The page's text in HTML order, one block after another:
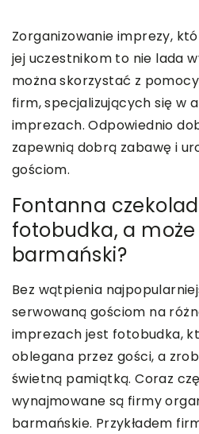
Zorganizowanie imprezy,
jej uczestnikom to nie lada
można skorzystać z
firm, specjalizujących się w
imprezach. Odpowiednio
zapewnią dobrą zabawę i
gościom.
Fontanna
fotobudka, a
barmański?
Bez wątpienia
serwowaną gościom na
imprezach jest fotobudka,
oblegana przez gości, a
świetną pamiątką. Coraz
wynajmowane są firmy
barmańskie. Przykładem